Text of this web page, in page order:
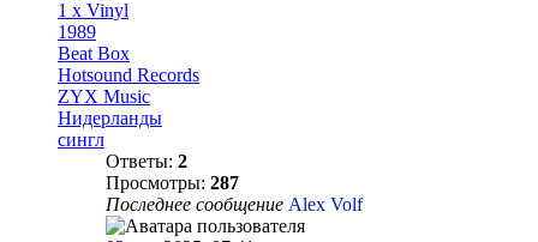
1 x Vinyl
1989
Beat Box
Hotsound Records
ZYX Music
Нидерланды
сингл
Ответы: 2
Просмотры: 287
Последнее сообщение Alex Volf